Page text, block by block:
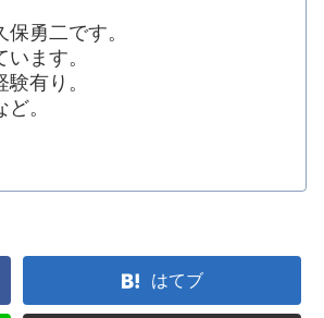
勇二です。
ます。
有り。
。
はてブ